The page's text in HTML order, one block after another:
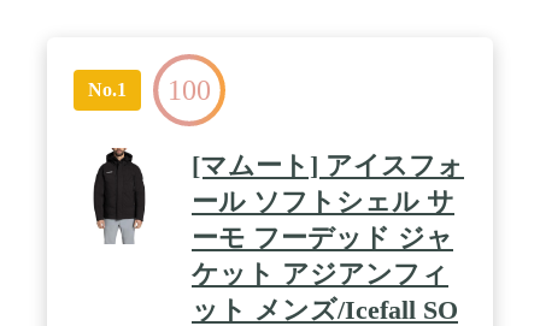
No.1 100
[マムート] アイスフォ
ール ソフトシェル サ
ーモ フーデッド ジャ
ケット アジアンフィ
ット メンズ/Icefall SO